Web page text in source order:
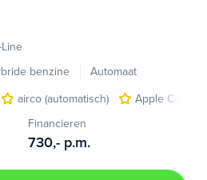
benzine
Automaat
airco (automatisch)
Apple
Financieren
730,- p.m.